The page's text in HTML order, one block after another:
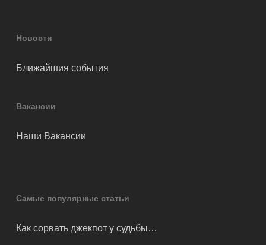
Новости
Ближайшия события
Вакансии
Наши Вакансии
Самые популярные статьи
Как сорвать джекпот у судьбы…